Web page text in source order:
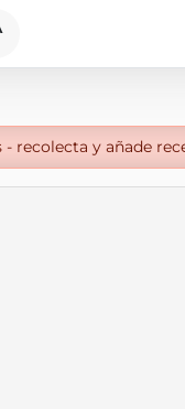
recolecta y añade